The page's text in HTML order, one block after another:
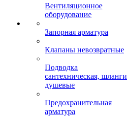
Вентиляционное
оборудование
Запорная арматура
Клапаны невозвратные
Подводка
сантехническая, шланги
душевые
Предохранительная
арматура